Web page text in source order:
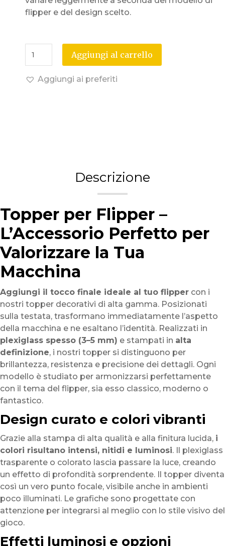
flipper e del design scelto.
Aggiungi al carrello
Aggiungi ai preferiti
Descrizione
Topper per Flipper –
L’Accessorio Perfetto per
Valorizzare la Tua
Macchina
Aggiungi il tocco finale ideale al tuo flipper con i
nostri topper decorativi di alta gamma. Posizionati
sulla testata, trasformano immediatamente l’aspetto
della macchina e ne esaltano l’identità. Realizzati in
plexiglass spesso (3–5 mm) e stampati in alta
definizione, i nostri topper si distinguono per
brillantezza, resistenza e precisione dei dettagli. Ogni
modello è studiato per armonizzarsi perfettamente
con il tema del flipper, sia esso classico, moderno o
fantastico.
Design curato e colori vibranti
Grazie alla stampa di alta qualità e alla finitura lucida, i
colori risultano intensi, nitidi e luminosi. Il plexiglass
trasparente o colorato lascia passare la luce, creando
un effetto di profondità sorprendente. Il topper diventa
così un vero punto focale, visibile anche in ambienti
poco illuminati. Le grafiche sono progettate con
attenzione per integrarsi al meglio con lo stile visivo del
gioco.
Effetti luminosi e opzioni